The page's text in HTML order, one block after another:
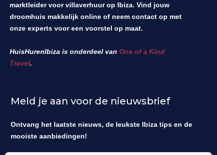
marktleider voor villaverhuur op Ibiza. Vind jouw
droomhuis makkelijk online of neem contact op met
onze experts voor een voorstel op maat.
HuisHurenIbiza is onderdeel van One of a Kind
Travel.
Meld je aan voor de nieuwsbrief
Ontvang het laatste nieuws, de leukste Ibiza tips en de
mooiste aanbiedingen!